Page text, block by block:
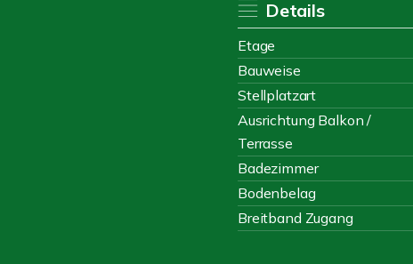
Details
Etage
Bauweise
Stellplatzart
Ausrichtung Balkon /
Terrasse
Badezimmer
Bodenbelag
Breitband Zugang